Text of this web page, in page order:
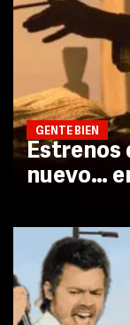
GENTE BIEN
Estrenos
nuevo…